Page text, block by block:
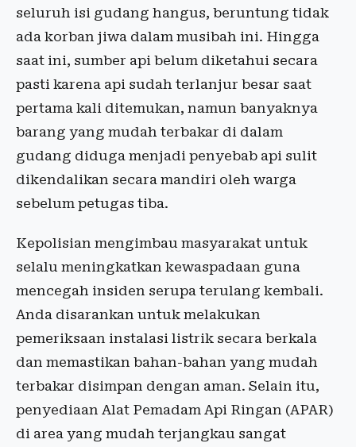
seluruh isi gudang hangus, beruntung tidak
ada korban jiwa dalam musibah ini. Hingga
saat ini, sumber api belum diketahui secara
pasti karena api sudah terlanjur besar saat
pertama kali ditemukan, namun banyaknya
barang yang mudah terbakar di dalam
gudang diduga menjadi penyebab api sulit
dikendalikan secara mandiri oleh warga
sebelum petugas tiba.
Kepolisian mengimbau masyarakat untuk
selalu meningkatkan kewaspadaan guna
mencegah insiden serupa terulang kembali.
Anda disarankan untuk melakukan
pemeriksaan instalasi listrik secara berkala
dan memastikan bahan-bahan yang mudah
terbakar disimpan dengan aman. Selain itu,
penyediaan Alat Pemadam Api Ringan (APAR)
di area yang mudah terjangkau sangat